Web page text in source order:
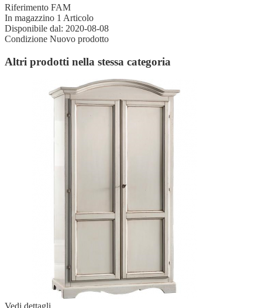
Riferimento FAM
In magazzino 1 Articolo
Disponibile dal: 2020-08-08
Condizione Nuovo prodotto
Altri prodotti nella stessa categoria